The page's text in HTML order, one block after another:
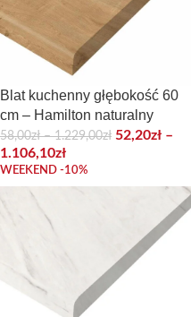
Blat kuchenny głębokość 60
cm – Hamilton naturalny
58,00zł – 1.229,00zł 52,20zł –
1.106,10zł
WEEKEND -10%